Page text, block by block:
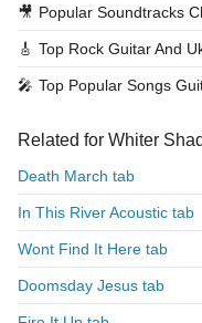
🎥 Popular Soundtracks
🎸 Top Rock Guitar And
🎤 Top Popular Songs
Related for Whiter
Death March tab
In This River Acoustic tab
Wont Find It Here tab
Doomsday Jesus tab